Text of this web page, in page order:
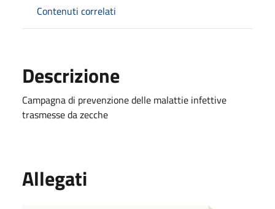
Contenuti correlati
Descrizione
Campagna di prevenzione delle malattie infettive
trasmesse da zecche
Allegati